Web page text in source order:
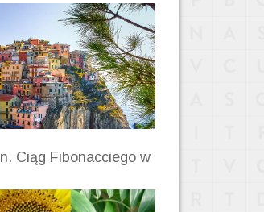
Ciąg Fibonacciego w